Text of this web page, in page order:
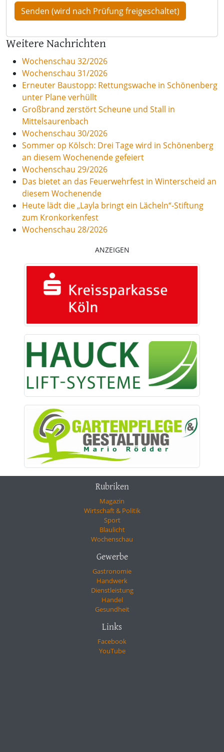
Weitere Nachrichten
Wochenschau 32/2026
Wochenschau 31/2026
Erneuter Baustopp: Rettungswache in Schönenberg
unter Plane verhüllt
Großbrand zerstört Scheune und Stall in
Mittelsaurenbach
Wochenschau 30/2026
Sommer op Kölsch: Drei Tage wird in Schönenberg
an diesem Wochenende gefeiert
Wochenschau 29/2026
Das bietet an das Feuerwehrfest in Winterscheid an
diesem Wochenende
Heute lädt die „Layla bringt ein Lächeln“-Stiftung
zum Kronkorkenfest
Wochenschau 28/2026
ANZEIGEN
Rubriken
Magazin
Wirtschaft & Politik
Sport
Blaulicht
Wochenschau
Gewerbe
Gastronomie
Handwerk
Dienstleistung
Handel
Gesundheit
Links
Facebook
YouTube